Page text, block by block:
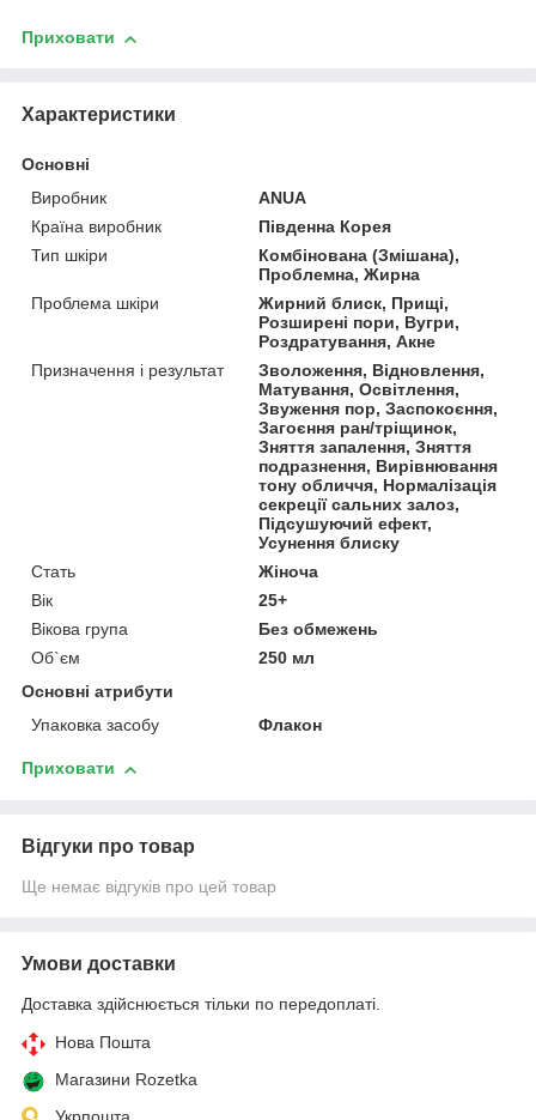
Приховати
Характеристики
Основні
Виробник
ANUA
Країна виробник
Південна Корея
Тип шкіри
Комбінована (Змішана),
Проблемна, Жирна
Проблема шкіри
Жирний блиск, Прищі,
Розширені пори, Вугри,
Роздратування, Акне
Призначення і результат
Зволоження, Відновлення,
Матування, Освітлення,
Звуження пор, Заспокоєння,
Загоєння ран/тріщинок,
Зняття запалення, Зняття
подразнення, Вирівнювання
тону обличчя, Нормалізація
секреції сальних залоз,
Підсушуючий ефект,
Усунення блиску
Стать
Жіноча
Вік
25+
Вікова група
Без обмежень
Об`єм
250 мл
Основні атрибути
Упаковка засобу
Флакон
Приховати
Відгуки про товар
Ще немає відгуків про цей товар
Умови доставки
Доставка здійснюється тільки по передоплаті.
Нова Пошта
Магазини Rozetka